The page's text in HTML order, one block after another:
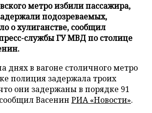
метро избили пассажира,
подозреваемых,
о хулиганстве, сообщил
службы ГУ МВД по столице
днях в вагоне столичного метро
полиция задержала троих
они задержаны в порядке 91
Васенин РИА «Новости».